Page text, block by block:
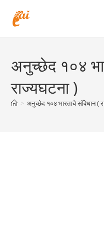
अनुच्छेद १०४
राज्यघटना )
> अनुच्छेद १०४ भारताचे संविधान (